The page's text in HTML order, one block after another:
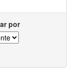
por